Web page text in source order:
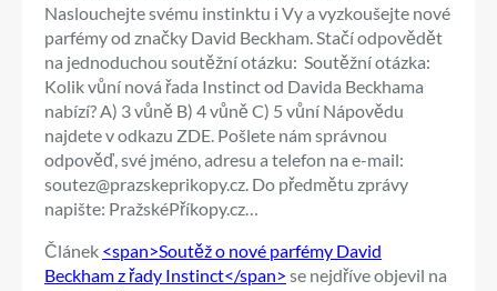
Naslouchejte svému instinktu i Vy a vyzkoušejte nové
parfémy od značky David Beckham. Stačí odpovědět
na jednoduchou soutěžní otázku: Soutěžní otázka:
Kolik vůní nová řada Instinct od Davida Beckhama
nabízí? A) 3 vůně B) 4 vůně C) 5 vůní Nápovědu
najdete v odkazu ZDE. Pošlete nám správnou
odpověď, své jméno, adresu a telefon na e-mail:
soutez@prazskeprikopy.cz. Do předmětu zprávy
napište: PražskéPříkopy.cz…
Článek <span>Soutěž o nové parfémy David
Beckham z řady Instinct</span> se nejdříve objevil na